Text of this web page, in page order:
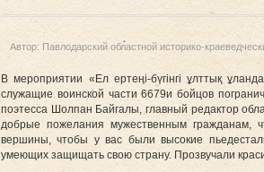
Автор: Павлодарский областной историко-
В мероприятии «Ел ертеңі-бүгінгі ұлттық
служащие воинской части 6679и бойцов
поэтесса Шолпан Байгалы, главный редактор
добрые пожелания мужественным гражданам,
вершины, чтобы у вас были высокие
умеющих защищать свою страну. Прозвучали